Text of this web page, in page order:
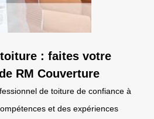
: faites votre
RM Couverture
de toiture de confiance à
et des expériences